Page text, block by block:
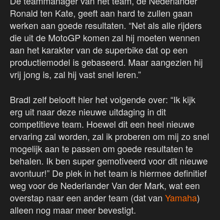
Ronald ten Kate, geeft aan hard te zullen gaan
werken aan goede resultaten. “Net als alle rijders
die uit de MotoGP komen zal hij moeten wennen
aan het karakter van de superbike dat op een
productiemodel is gebaseerd. Maar aangezien hij
vrij jong is, zal hij vast snel leren.”
Bradl zelf belooft hier het volgende over: “Ik kijk
erg uit naar deze nieuwe uitdaging in dit
competitieve team. Hoewel dit een heel nieuwe
ervaring zal worden, zal ik proberen om mij zo snel
mogelijk aan te passen om goede resultaten te
behalen. Ik ben super gemotiveerd voor dit nieuwe
avontuur!” De plek in het team is hiermee definitief
weg voor de Nederlander Van der Mark, wat een
overstap naar een ander team (dat van Yamaha)
alleen nog maar meer bevestigt.